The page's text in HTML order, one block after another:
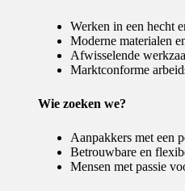
Werken in een hecht
Moderne materialen
Afwisselende
Marktconforme
Wie zoeken we?
Aanpakkers met een
Betrouwbare en
Mensen met passie